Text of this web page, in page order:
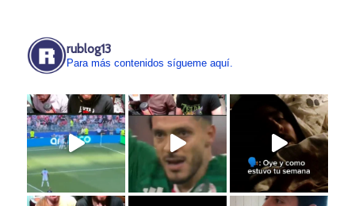
rublog13
Para más contenidos sígueme aquí.